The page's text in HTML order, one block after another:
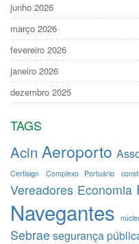
junho 2026
março 2026
fevereiro 2026
janeiro 2026
dezembro 2025
TAGS
Acin Aeroporto
Certisign Complexo Portuário
Vereadores Economia
Navegantes
Sebrae segurança